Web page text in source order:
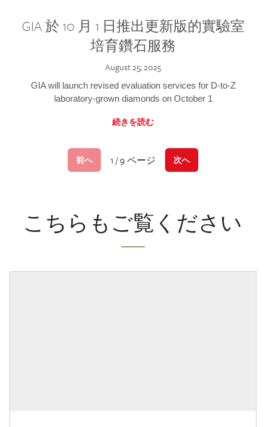
GIA 於 10 月 1 日推出更新版的實驗室
培育鑽石服務
August 25, 2025
GIA will launch revised evaluation services for D-to-Z
laboratory-grown diamonds on October 1
続きを読む
前へ 1 / 9 ページ 次へ
こちらもご覧ください